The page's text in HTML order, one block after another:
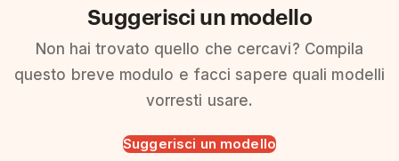
Suggerisci un modello
Non hai trovato quello che cercavi? Compila
questo breve modulo e facci sapere quali modelli
vorresti usare.
Suggerisci un modello